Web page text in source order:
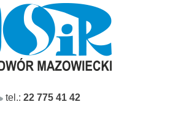
tel.: 22 775 41 42